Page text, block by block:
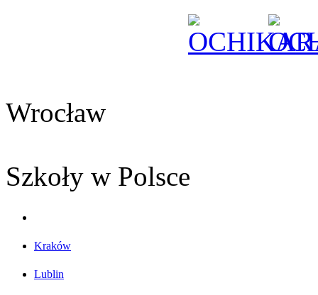
Wrocław
Szkoły w Polsce
Kraków
Lublin